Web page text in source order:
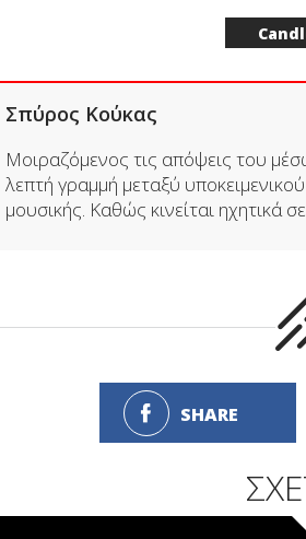
Σπύρος Κούκας
Μοιραζόμενος τις απόψεις του
λεπτή γραμμή μεταξύ
μουσικής. Καθώς κινείται ηχητικά
SHARE